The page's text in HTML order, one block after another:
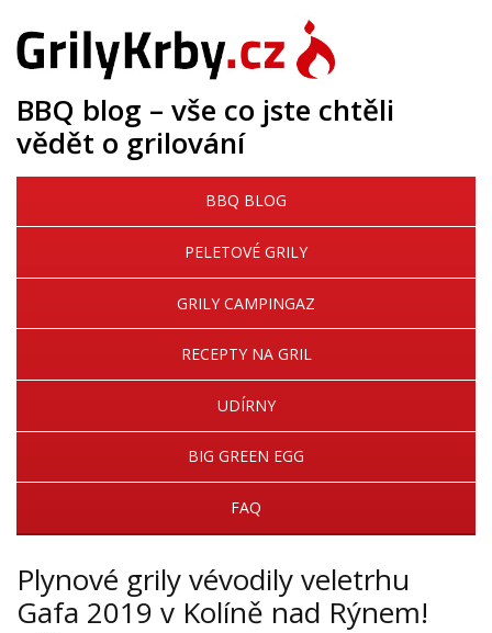
BBQ blog – vše co jste chtěli
vědět o grilování
BBQ BLOG
PELETOVÉ GRILY
GRILY CAMPINGAZ
RECEPTY NA GRIL
UDÍRNY
BIG GREEN EGG
FAQ
Plynové grily vévodily veletrhu
Gafa 2019 v Kolíně nad Rýnem!